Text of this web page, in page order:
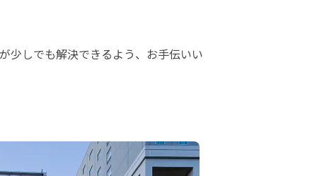
少しでも解決できるよう、お手伝いい